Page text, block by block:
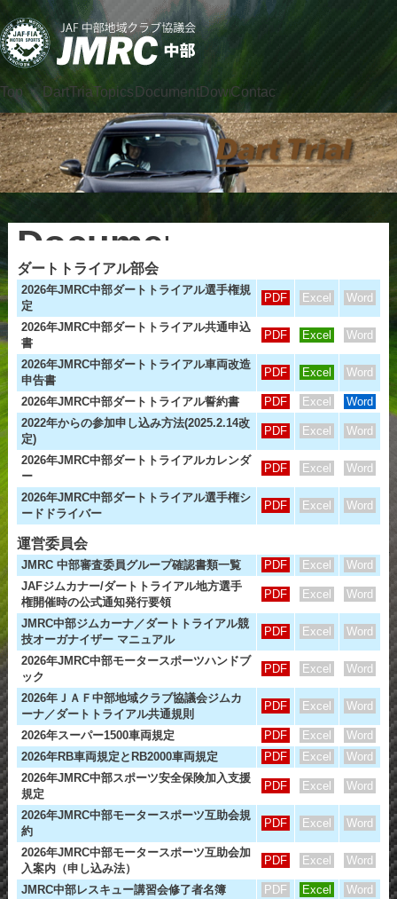
Top DartTrialTopics DocumentDownload
Contact
JMRC Chubu
Official Site
Document
Download
ダートトライアル部会
2026年JMRC中部ダートトライアル選手権規
定
PDF Excel Word
2026年JMRC中部ダートトライアル共通申込
書
PDF Excel Word
2026年JMRC中部ダートトライアル車両改造
申告書
PDF Excel Word
2026年JMRC中部ダートトライアル誓約書 PDF Excel
Word
2022年からの参加申し込み方法(2025.2.14改
定)
PDF Excel Word
2026年JMRC中部ダートトライアルカレンダ
ー
PDF Excel Word
2026年JMRC中部ダートトライアル選手権シ
ードドライバー
PDF Excel Word
運営委員会
JMRC 中部審査委員グループ確認書類一覧 PDF Excel
Word
JAFジムカナー/ダートトライアル地方選手
権開催時の公式通知発行要領
PDF Excel Word
JMRC中部ジムカーナ／ダートトライアル競
技オーガナイザー マニュアル
PDF Excel Word
2026年JMRC中部モータースポーツハンドブ
ック
PDF Excel Word
2026年ＪＡＦ中部地域クラブ協議会ジムカ
ーナ／ダートトライアル共通規則
PDF Excel Word
2026年スーパー1500車両規定 PDF Excel
Word
2026年RB車両規定とRB2000車両規定
PDF Excel
Word
2026年JMRC中部スポーツ安全保険加入支援
規定
PDF Excel Word
2026年JMRC中部モータースポーツ互助会規
約
PDF Excel Word
2026年JMRC中部モータースポーツ互助会加
入案内（申し込み法）
PDF Excel Word
JMRC中部レスキュー講習会修了者名簿 PDF Excel
Word